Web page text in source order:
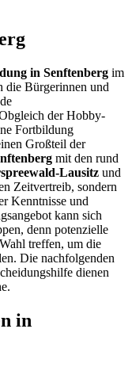
in Senftenberg im
die Bürgerinnen und
der Hobby-
Fortbildung
Großteil der
mit den rund
Lausitz und
Zeitvertreib, sondern
Kenntnisse und
kann sich
denn potenzielle
treffen, um die
Die nachfolgenden
dienen
in